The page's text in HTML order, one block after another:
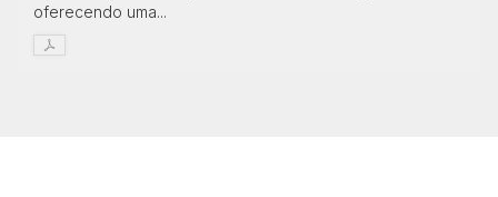
oferecendo uma...